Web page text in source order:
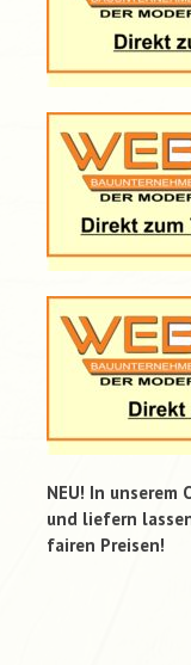
NEU! In unserem
und liefern
fairen Preisen!